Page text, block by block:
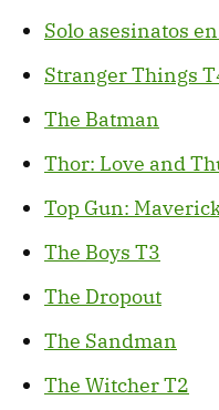
Solo asesinatos
Stranger Things
The Batman
Thor: Love and
Top Gun:
The Boys T3
The Dropout
The Sandman
The Witcher T2